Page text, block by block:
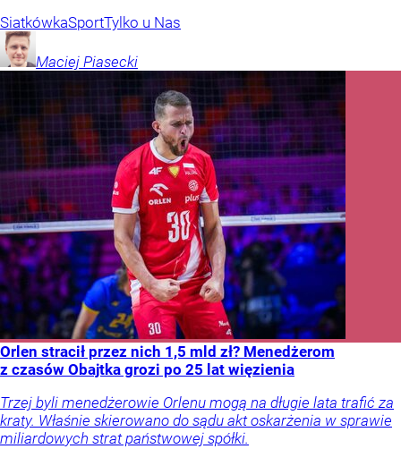
SiatkówkaSportTylko u Nas
Maciej Piasecki
Orlen stracił przez nich 1,5 mld zł? Menedżerom
z czasów Obajtka grozi po 25 lat więzienia
Trzej byli menedżerowie Orlenu mogą na długie lata trafić za
kraty. Właśnie skierowano do sądu akt oskarżenia w sprawie
miliardowych strat państwowej spółki.